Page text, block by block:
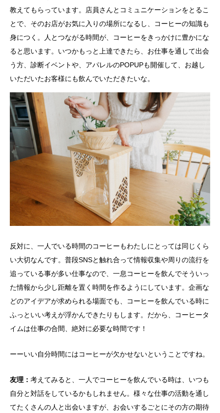
教えてもらっています。店員さんとコミュニケーションをとるこ
とで、そのお店がお気に入りの場所になるし、コーヒーの知識も
身につく。人とつながる時間が、コーヒーをきっかけに豊かにな
ると思います。いつかもっと上達できたら、お仕事を通して出会
う方、診断イベントや、アパレルのPOPUPも開催して、お越し
いただいたお客様にも飲んでいただきたいな。
反対に、一人でいる時間のコーヒーもわたしにとっては同じくら
い大切なんです。普段SNSと触れ合って情報収集や周りの流行を
追っている事が多い仕事なので、一息コーヒーを飲んでそういっ
た情報から少し距離を置く時間を作るようにしています。企画な
どのアイデアが求められる場面でも、コーヒーを飲んでいる時に
ふっといい考えが浮かんできたりもします。だから、コーヒータ
イムは仕事の合間、絶対に必要な時間です！
ーーいい自分時間にはコーヒーが欠かせないということですね。
友理： 考えてみると、一人でコーヒーを飲んでいる時は、いつも
自分と対話をしているかもしれません。様々な仕事の活動を通し
てたくさんの人と出会いますが、お会いするごとにその方の期待